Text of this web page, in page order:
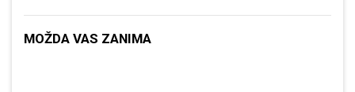
MOŽDA VAS ZANIMA